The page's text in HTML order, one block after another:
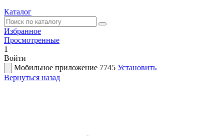
Каталог
Избранное
Просмотренные
1
Войти
Мобильное приложение 7745 Установить
Вернуться назад